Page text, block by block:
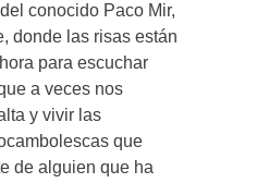
del conocido Paco Mir,
donde las risas están
para escuchar
a veces nos
y vivir las
que
de alguien que ha